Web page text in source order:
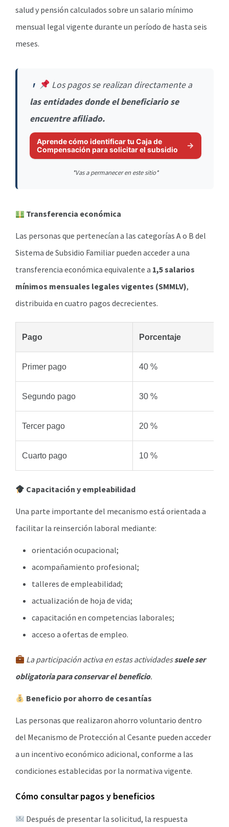
salud y pensión calculados sobre un salario mínimo
mensual legal vigente durante un período de hasta seis
meses.
Los pagos se realizan directamente a
las entidades donde el beneficiario se
encuentre afiliado.
Aprende cómo identificar tu Caja de
Compensación para solicitar el subsidio
*Vas a permanecer en este sitio*
Transferencia económica
Las personas que pertenecían a las categorías A o B del
Sistema de Subsidio Familiar pueden acceder a una
transferencia económica equivalente a 1,5 salarios
mínimos mensuales legales vigentes (SMMLV),
distribuida en cuatro pagos decrecientes.
Pago Porcentaje
Primer pago 40 %
Segundo pago 30 %
Tercer pago 20 %
Cuarto pago 10 %
Capacitación y empleabilidad
Una parte importante del mecanismo está orientada a
facilitar la reinserción laboral mediante:
orientación ocupacional;
acompañamiento profesional;
talleres de empleabilidad;
actualización de hoja de vida;
capacitación en competencias laborales;
acceso a ofertas de empleo.
La participación activa en estas actividadessuele ser
obligatoria para conservar el beneficio.
Beneficio por ahorro de cesantías
Las personas que realizaron ahorro voluntario dentro
del Mecanismo de Protección al Cesante pueden acceder
a un incentivo económico adicional, conforme a las
condiciones establecidas por la normativa vigente.
Cómo consultar pagos y beneficios
Después de presentar la solicitud, la respuesta